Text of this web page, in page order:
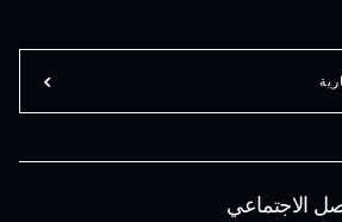
الاجتماعي